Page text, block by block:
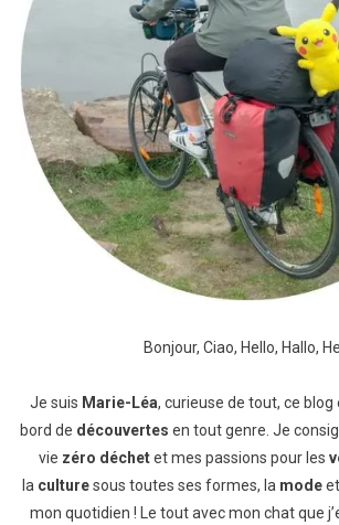
Bonjour, Ciao, Hello, Hallo,
Je suis Marie-Léa, curieuse de tout, ce
bord de découvertes en tout genre. Je
vie zéro déchetet mes passions pour les
la culturesous toutes ses formes, la mode
mon quotidien ! Le tout avec mon chat que